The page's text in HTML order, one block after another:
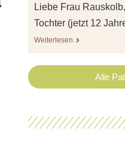
Liebe Frau
Tochter (jetzt 12
Weiterlesen
Alle